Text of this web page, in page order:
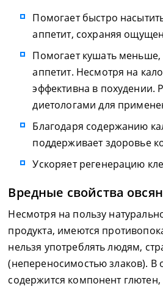
Помогает быстро
аппетит, сохраняя
Помогает кушать меньше,
аппетит. Несмотря на
эффективна в похудении.
диетологами для
Благодаря содержанию
поддерживает здоровье
Ускоряет регенерацию
Вредные свойства
Несмотря на пользу
продукта, имеются
нельзя употреблять людям,
(непереносимостью злаков). В
содержится компонент